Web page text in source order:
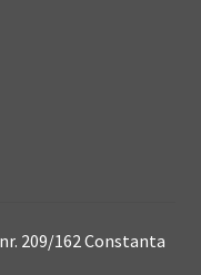
209/162 Constanta